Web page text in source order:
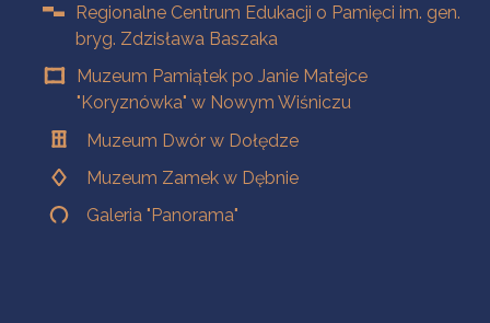
Regionalne Centrum Edukacji o Pamięci im. gen.
bryg. Zdzisława Baszaka
Muzeum Pamiątek po Janie Matejce
"Koryznówka" w Nowym Wiśniczu
Muzeum Dwór w Dołędze
Muzeum Zamek w Dębnie
Galeria "Panorama"